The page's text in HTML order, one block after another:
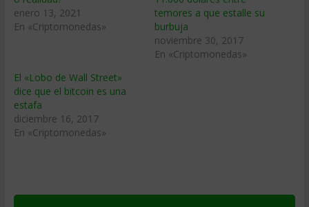
enero 13, 2021
En «Criptomonedas»
temores a que estalle su
burbuja
noviembre 30, 2017
En «Criptomonedas»
El «Lobo de Wall Street»
dice que el bitcoin es una
estafa
diciembre 16, 2017
En «Criptomonedas»